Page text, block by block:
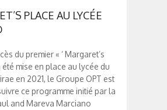
PLACE AU LYCÉE
du premier « ‘ Margaret’s
été mise en place au lycée du
en 2021, le Groupe OPT est
ce programme initié par la
and Mareva Marciano